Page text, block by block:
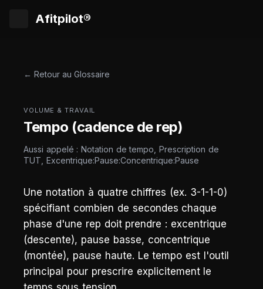
Afitpilot®
← Retour au Glossaire
VOLUME & TRAVAIL
Tempo (cadence de rep)
Aussi appelé : Notation de tempo, Prescription de
TUT, Excentrique:Pause:Concentrique:Pause
Une notation à quatre chiffres (ex. 3-1-1-0)
spécifiant combien de secondes chaque
phase d'une rep doit prendre : excentrique
(descente), pause basse, concentrique
(montée), pause haute. Le tempo est l'outil
principal pour prescrire explicitement le